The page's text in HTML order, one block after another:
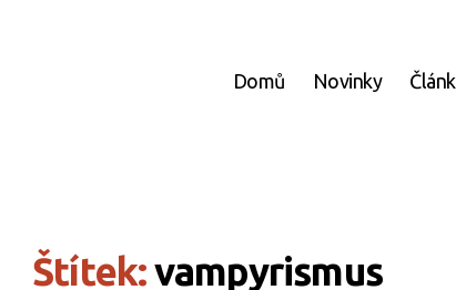
Domů Novinky
Štítek:vampyrismus